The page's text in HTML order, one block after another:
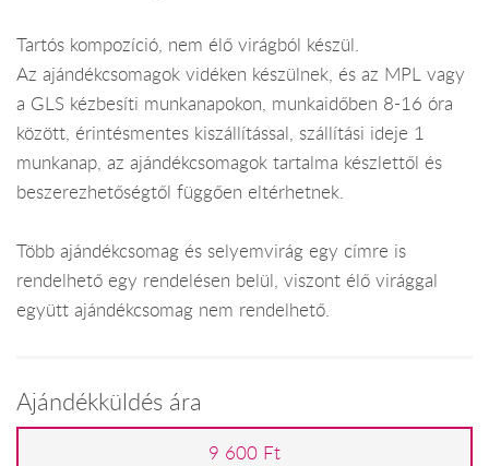
Tartós kompozíció, nem élő virágból készül.
Az ajándékcsomagok vidéken készülnek, és az MPL vagy
a GLS kézbesíti munkanapokon, munkaidőben 8-16 óra
között, érintésmentes kiszállítással, szállítási ideje 1
munkanap, az ajándékcsomagok tartalma készlettől és
beszerezhetőségtől függően eltérhetnek.
Több ajándékcsomag és selyemvirág egy címre is
rendelhető egy rendelésen belül, viszont élő virággal
együtt ajándékcsomag nem rendelhető.
Ajándékküldés ára
9 600 Ft